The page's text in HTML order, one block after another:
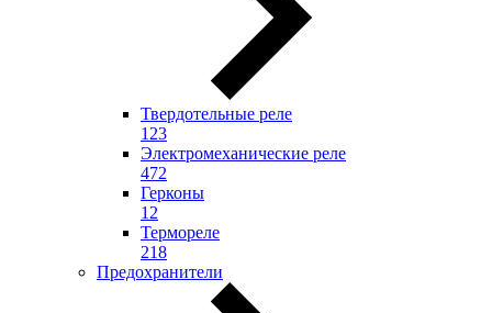
Твердотельные реле
123
Электромеханические реле
472
Герконы
12
Термореле
218
Предохранители